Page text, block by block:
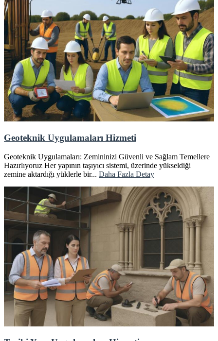
Geoteknik Uygulamaları Hizmeti
Geoteknik Uygulamaları: Zemininizi Güvenli ve Sağlam Temellere
Hazırlıyoruz Her yapının taşıyıcı sistemi, üzerinde yükseldiği
zemine aktardığı yüklerle bir... Daha Fazla Detay